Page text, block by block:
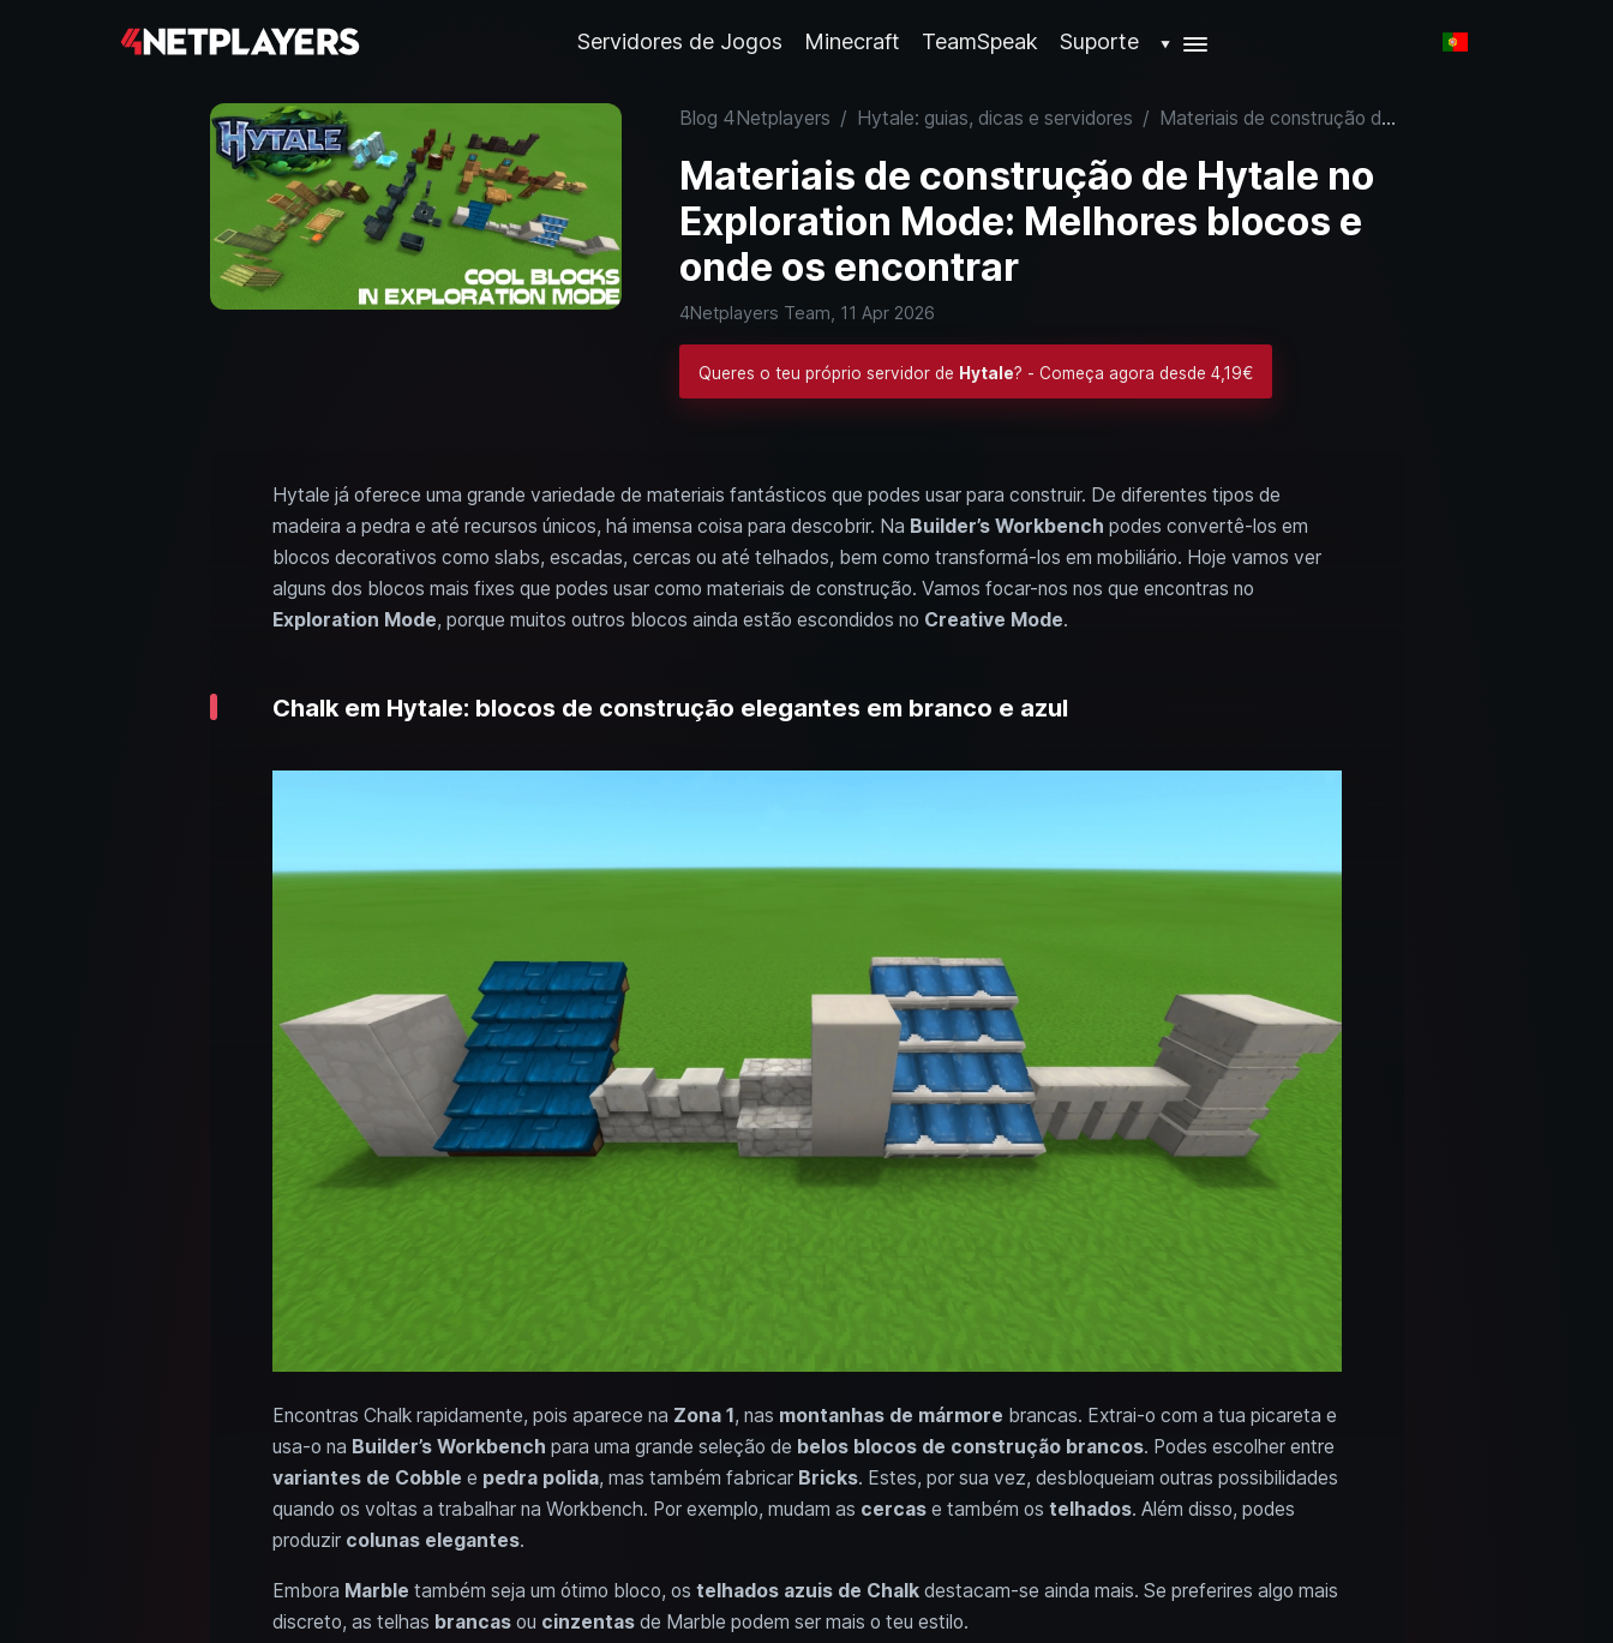
Servidores de Jogos Minecraft TeamSpeak Suporte ▼
Blog 4Netplayers / Hytale: guias, dicas e servidores / Materiais de construção de Hytale no Exploration Mode: Melhores blocos e onde os encontrar
Materiais de construção de Hytale no
Exploration Mode: Melhores blocos e
onde os encontrar
4Netplayers Team, 11 Apr 2026
Queres o teu próprio servidor de Hytale? - Começa agora desde 4,19€
Hytale já oferece uma grande variedade de materiais fantásticos que podes usar para construir. De diferentes tipos de
madeira a pedra e até recursos únicos, há imensa coisa para descobrir. Na Builder’s Workbench podes convertê-los em
blocos decorativos como slabs, escadas, cercas ou até telhados, bem como transformá-los em mobiliário. Hoje vamos ver
alguns dos blocos mais fixes que podes usar como materiais de construção. Vamos focar-nos nos que encontras no
Exploration Mode, porque muitos outros blocos ainda estão escondidos no Creative Mode.
Chalk em Hytale: blocos de construção elegantes em branco e azul
Encontras Chalk rapidamente, pois aparece na Zona 1, nas montanhas de mármore brancas. Extrai-o com a tua picareta e
usa-o na Builder’s Workbench para uma grande seleção de belos blocos de construção brancos. Podes escolher entre
variantes de Cobble e pedra polida, mas também fabricar Bricks. Estes, por sua vez, desbloqueiam outras possibilidades
quando os voltas a trabalhar na Workbench. Por exemplo, mudam as cercase também os telhados. Além disso, podes
produzir colunas elegantes.
Embora Marble também seja um ótimo bloco, os telhados azuis de Chalkdestacam-se ainda mais. Se preferires algo mais
discreto, as telhas brancasou cinzentasde Marble podem ser mais o teu estilo.